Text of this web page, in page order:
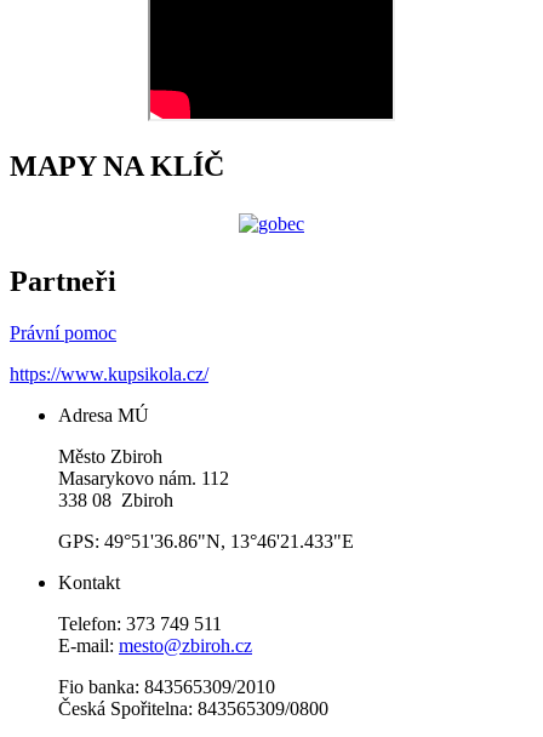
MAPY NA KLÍČ
Partneři
Právní pomoc
https://www.kupsikola.cz/
Adresa MÚ
Město Zbiroh
Masarykovo nám. 112
338 08 Zbiroh
GPS: 49°51'36.86"N, 13°46'21.433"E
Kontakt
Telefon: 373 749 511
E-mail: mesto@zbiroh.cz
Fio banka: 843565309/2010
Česká Spořitelna: 843565309/0800